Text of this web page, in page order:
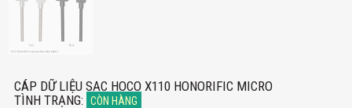
CÁP DỮ LIỆU SẠC HOCO X110 HONORIFIC MICRO
TÌNH TRẠNG: CÒN HÀNG